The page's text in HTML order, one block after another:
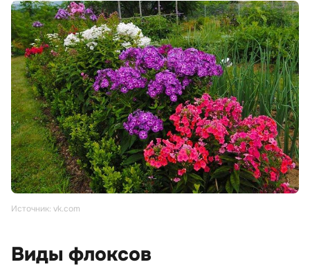
Источник: vk.com
Виды флоксов